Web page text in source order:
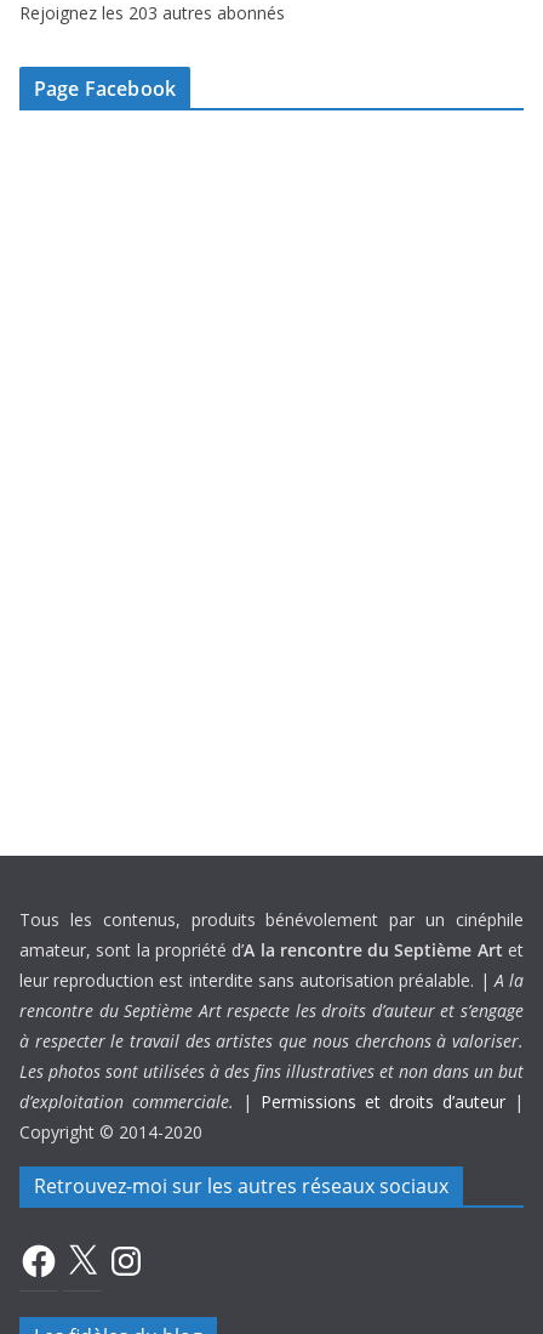
e
-
m
Rejoignez les 203 autres abonnés
Page Facebook
Tous les contenus, produits bénévolement par un cinéphile
amateur, sont la propriété d’A la rencontre du Septième Art et
leur reproduction est interdite sans autorisation préalable. |A la
rencontre du Septième Art respecte les droits d’auteur et s’engage
à respecter le travail des artistes que nous cherchons à valoriser.
Les photos sont utilisées à des fins illustratives et non dans un but
d’exploitation commerciale.
| Permissions et droits d’auteur |
Copyright © 2014-2020
Retrouvez-moi sur les autres réseaux sociaux
Facebook
X Instagram